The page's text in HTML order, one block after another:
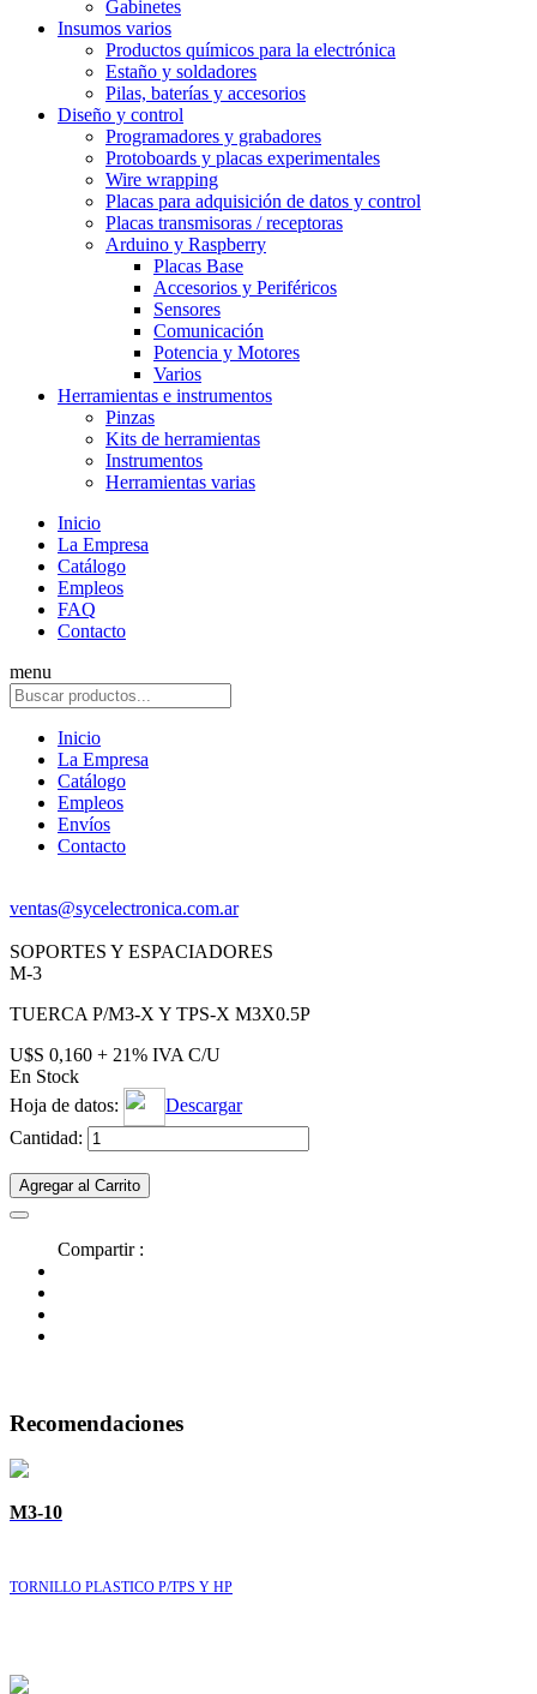
Gabinetes
Insumos varios
Productos químicos para la electrónica
Estaño y soldadores
Pilas, baterías y accesorios
Diseño y control
Programadores y grabadores
Protoboards y placas experimentales
Wire wrapping
Placas para adquisición de datos y control
Placas transmisoras / receptoras
Arduino y Raspberry
Placas Base
Accesorios y Periféricos
Sensores
Comunicación
Potencia y Motores
Varios
Herramientas e instrumentos
Pinzas
Kits de herramientas
Instrumentos
Herramientas varias
Inicio
La Empresa
Catálogo
Empleos
FAQ
Contacto
menu
Inicio
La Empresa
Catálogo
Empleos
Envíos
Contacto
ventas@sycelectronica.com.ar
SOPORTES Y ESPACIADORES
M-3
TUERCA P/M3-X Y TPS-X M3X0.5P
U$S 0,160 + 21% IVA C/U
En Stock
Hoja de datos:
Descargar
Cantidad:
Agregar al Carrito
Compartir :
Recomendaciones
M3-10
TORNILLO PLASTICO P/TPS Y HP